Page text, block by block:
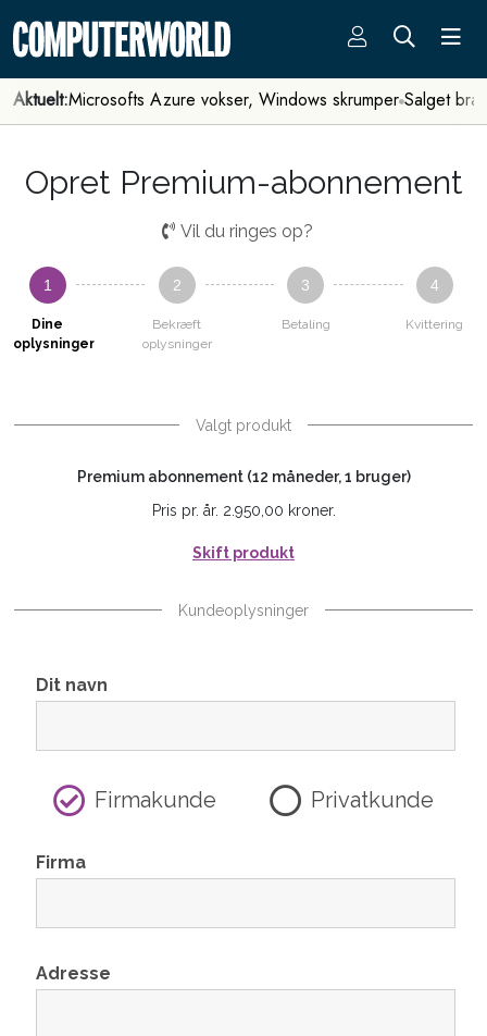
Aktuelt:Microsofts Azure vokser, Windows skrumper Salget
Opret Premium-abonnement
Vil du ringes op?
1
Dine
oplysninger
2
Bekræft
oplysninger
3
Betaling
4
Kvittering
Valgt produkt
Premium abonnement (12 måneder, 1 bruger)
Pris pr. år. 2.950,00 kroner.
Skift produkt
Kundeoplysninger
Dit navn
Firmakunde Privatkunde
Firma
Adresse